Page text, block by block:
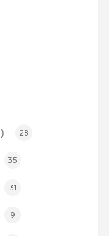
28
35
31
9